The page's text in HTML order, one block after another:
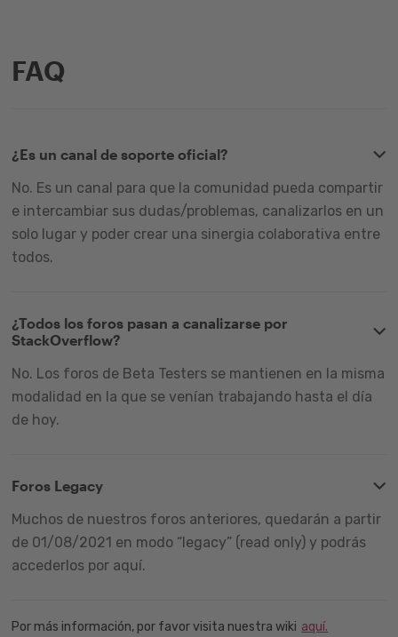
FAQ
¿Es un canal de soporte oficial?
No. Es un canal para que la comunidad pueda compartir
e intercambiar sus dudas/problemas, canalizarlos en un
solo lugar y poder crear una sinergia colaborativa entre
todos.
¿Todos los foros pasan a canalizarse por
StackOverflow?
No. Los foros de Beta Testers se mantienen en la misma
modalidad en la que se venían trabajando hasta el día
de hoy.
Foros Legacy
Muchos de nuestros foros anteriores, quedarán a partir
de 01/08/2021 en modo “legacy” (read only) y podrás
accederlos por aquí.
Por más información, por favor visita nuestra wiki aquí.